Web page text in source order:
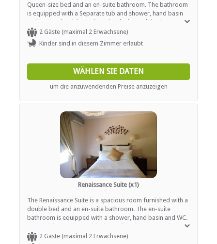
Queen-size bed and an en-suite bathroom. The bathroom
is equipped with a Separate tub and shower, hand basin
and WC. Each unit is equipped with air conditioning, a TV
with DStv / satellite channels, Wi-Fi and tea / coffee making
facilities.
2 Gäste (maximal 2 Erwachsene)
Kinder sind in diesem Zimmer erlaubt
WÄHLEN SIE DATEN
um die anzuwendenden Preise anzuzeigen
Renaissance Suite (x1)
The Renaissance Suite is a spacious room furnished with a
double bed and an en-suite bathroom. The en-suite
bathroom is equipped with a shower, hand basin and WC.
Each unit is equipped with air conditioning, a TV with DStv /
satellite channels, Wi-Fi and tea / coffee making facilities.
2 Gäste (maximal 2 Erwachsene)